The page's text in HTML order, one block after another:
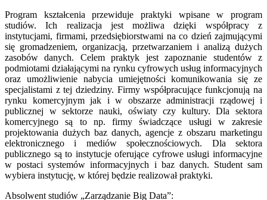
Program kształcenia przewiduje praktyki wpisane w program
studiów. Ich realizacja jest możliwa dzięki współpracy z
instytucjami, firmami, przedsiębiorstwami na co dzień zajmującymi
się gromadzeniem, organizacją, przetwarzaniem i analizą dużych
zasobów danych. Celem praktyk jest zapoznanie studentów z
podmiotami działającymi na rynku cyfrowych usług informacyjnych
oraz umożliwienie nabycia umiejętności komunikowania się ze
specjalistami z tej dziedziny. Firmy współpracujące funkcjonują na
rynku komercyjnym jak i w obszarze administracji rządowej i
publicznej w sektorze nauki, oświaty czy kultury. Dla sektora
komercyjnego są to np. firmy świadczące usługi w zakresie
projektowania dużych baz danych, agencje z obszaru marketingu
elektronicznego i mediów społecznościowych. Dla sektora
publicznego są to instytucje oferujące cyfrowe usługi informacyjne
w postaci systemów informacyjnych i baz danych. Student sam
wybiera instytucję, w której będzie realizował praktyki.
Absolwent studiów „Zarządzanie Big Data”: